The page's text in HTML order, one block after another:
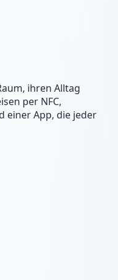
ihren Alltag
per NFC,
einer App, die jeder